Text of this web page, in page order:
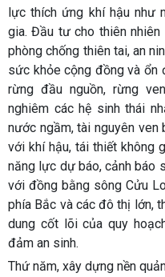
lực thích ứng khí hậu như
gia. Đầu tư cho thiên
phòng chống thiên tai, an
sức khỏe cộng đồng và ổn
rừng đầu nguồn, rừng
nghiêm các hệ sinh thái
nước ngầm, tài nguyên
với khí hậu, tái thiết không
năng lực dự báo, cảnh báo
với đồng bằng sông Cửu
phía Bắc và các đô thị lớn,
dung cốt lõi của quy
đảm an sinh.
Thứ năm, xây dựng nền